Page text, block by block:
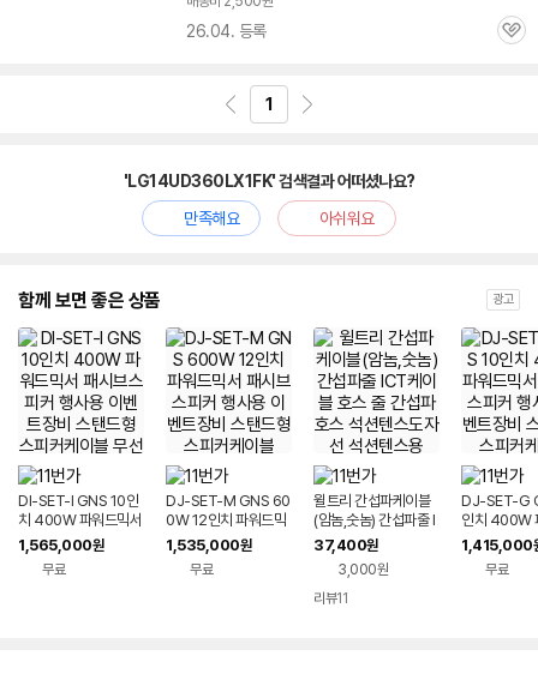
26.04. 등록
관
1
'LG14UD360LX1FK' 검색결과 어떠셨나요?
만족해요
아쉬워요
함께 보면 좋은 상품 광고
DI-SET-I GNS 10인
치 400W 파워드믹서
패시브스피커 행사용
이벤트장비 스탠드형
스피커케이블 무선마
1,565,000원
무료
DJ-SET-M GNS 60
0W 12인치 파워드믹
서 패시브스피커 행사
용 이벤트장비 스탠드
형 스피커케이블
1,535,000원
무료
윌트리 간섭파케이블
(암놈,숫놈) 간섭파줄 I
CT케이블 호스 줄 간
섭파호스 석션텐스도
자선 석션텐스용
37,400원
3,000원
리뷰11
DJ-SET-G
인치 400W
서 패시브스
용 이벤트장
형 스피커케
1,415,000
무료